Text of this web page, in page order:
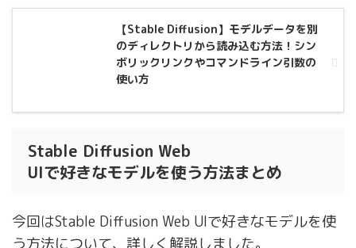
【Stable Diffusion】モデルデータを別
のディレクトリから読み込む方法！シン
ボリックリンクやコマンドライン引数の
使い方
Stable Diffusion Web
UIで好きなモデルを使う方法まとめ
今回はStable Diffusion Web UIで好きなモデルを使
う方法について、詳しく解説しました。